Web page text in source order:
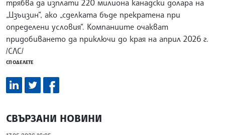
трябва да изплати 220 милиона канадски долара на
„Цзъцзин“, ако „сделката бъде прекратена при
определени условия“. Компаниите очакват
придобиването да приключи до края на април 2026 г.
/СЛС/
СПОДЕЛЕТЕ
СВЪРЗАНИ НОВИНИ